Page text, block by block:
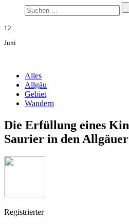
12.
Juni
Alles
Allgäu
Gebiet
Wandern
Die Erfüllung eines
Saurier in den
Registrierter